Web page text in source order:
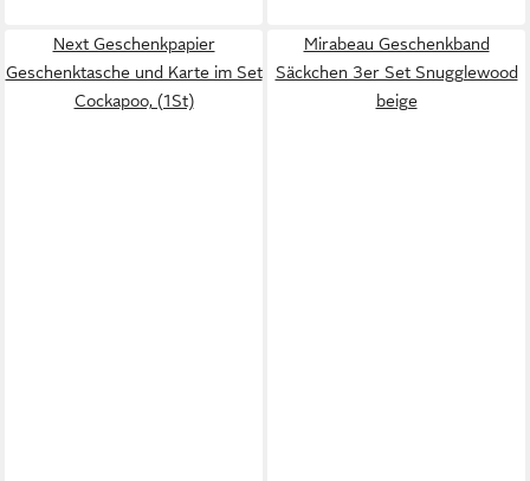
Next Geschenkpapier
Geschenktasche und Karte im Set
Cockapoo, (1St)
Mirabeau Geschenkband
Säckchen 3er Set Snugglewood
beige